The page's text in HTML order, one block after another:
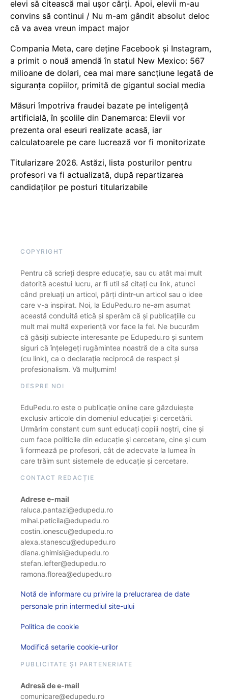
elevi să citească mai ușor cărți. Apoi, elevii m-au
convins să continui / Nu m-am gândit absolut deloc
că va avea vreun impact major
Compania Meta, care deține Facebook și Instagram,
a primit o nouă amendă în statul New Mexico: 567
milioane de dolari, cea mai mare sancțiune legată de
siguranța copiilor, primită de gigantul social media
Măsuri împotriva fraudei bazate pe inteligență
artificială, în școlile din Danemarca: Elevii vor
prezenta oral eseuri realizate acasă, iar
calculatoarele pe care lucrează vor fi monitorizate
Titularizare 2026. Astăzi, lista posturilor pentru
profesori va fi actualizată, după repartizarea
candidaților pe posturi titularizabile
COPYRIGHT
Pentru că scrieți despre educație, sau cu atât mai mult
datorită acestui lucru, ar fi util să citați cu link, atunci
când preluați un articol, părți dintr-un articol sau o idee
care v-a inspirat. Noi, la EduPedu.ro ne-am asumat
această conduită etică și sperăm că și publicațiile cu
mult mai multă experiență vor face la fel. Ne bucurăm
că găsiți subiecte interesante pe Edupedu.ro și suntem
siguri că înțelegeți rugămintea noastră de a cita sursa
(cu link), ca o declarație reciprocă de respect și
profesionalism. Vă mulțumim!
DESPRE NOI
EduPedu.ro este o publicație online care găzduiește
exclusiv articole din domeniul educației și cercetării.
Urmărim constant cum sunt educați copiii noștri, cine și
cum face politicile din educație și cercetare, cine și cum
îi formează pe profesori, cât de adecvate la lumea în
care trăim sunt sistemele de educație și cercetare.
CONTACT REDACȚIE
Adrese e-mail
raluca.pantazi@edupedu.ro
mihai.peticila@edupedu.ro
costin.ionescu@edupedu.ro
alexa.stanescu@edupedu.ro
diana.ghimisi@edupedu.ro
stefan.lefter@edupedu.ro
ramona.florea@edupedu.ro
Notă de informare cu privire la prelucrarea de date
personale prin intermediul site-ului
Politica de cookie
Modifică setarile cookie-urilor
PUBLICITATE ȘI PARTENERIATE
Adresă de e-mail
comunicare@edupedu.ro